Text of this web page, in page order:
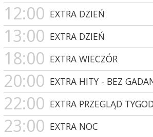
12:00 EXTRA DZIEŃ
13:00 EXTRA DZIEŃ
18:00 EXTRA WIECZÓR
20:00 EXTRA HITY - BEZ
22:00 EXTRA PRZEGLĄD
23:00 EXTRA NOC